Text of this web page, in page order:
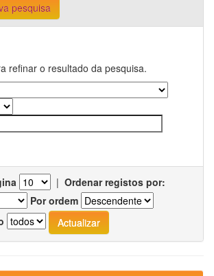
pesquisa
refinar o resultado da pesquisa.
| Ordenar registos por:
Por ordem